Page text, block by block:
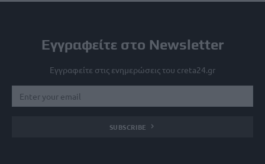
Εγγραφείτε στο Newsletter
Εγγραφείτε στις ενημερώσεις του creta24.gr
SUBSCRIBE